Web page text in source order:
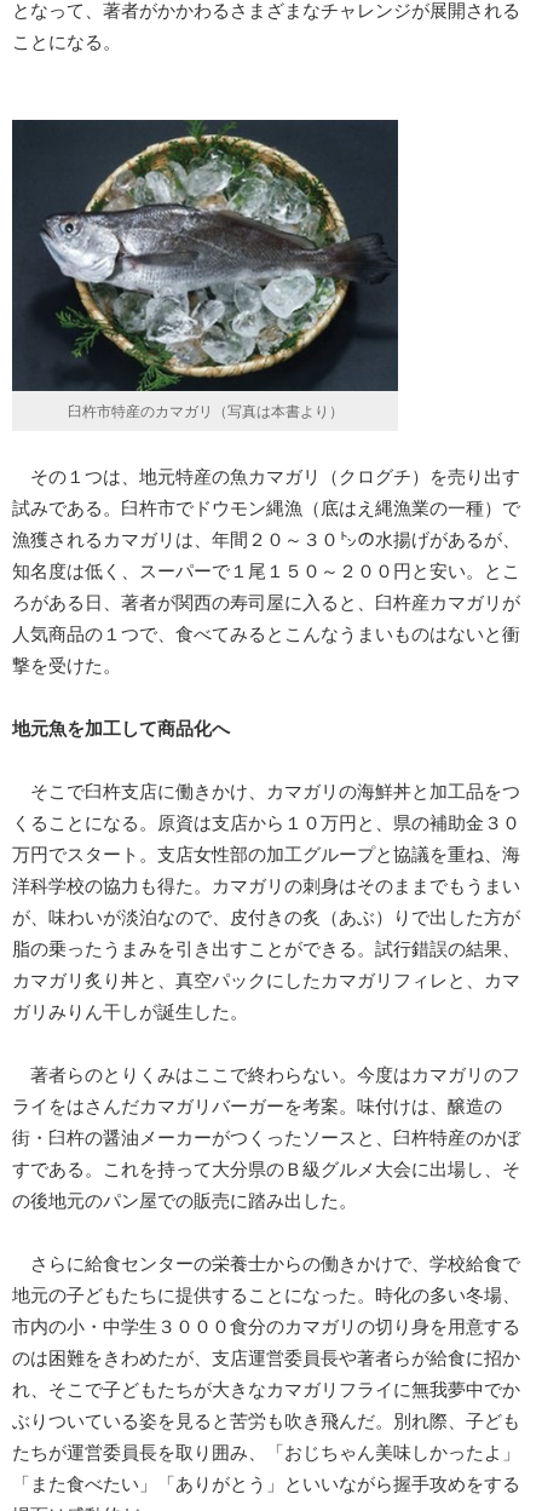
となって、著者がかかわるさまざまなチャレンジが展開される
ことになる。
臼杵市特産のカマガリ（写真は本書より）
その１つは、地元特産の魚カマガリ（クログチ）を売り出す
試みである。臼杵市でドウモン縄漁（底はえ縄漁業の一種）で
漁獲されるカマガリは、年間２０～３０㌧の水揚げがあるが、
知名度は低く、スーパーで１尾１５０～２００円と安い。とこ
ろがある日、著者が関西の寿司屋に入ると、臼杵産カマガリが
人気商品の１つで、食べてみるとこんなうまいものはないと衝
撃を受けた。
地元魚を加工して商品化へ
そこで臼杵支店に働きかけ、カマガリの海鮮丼と加工品をつ
くることになる。原資は支店から１０万円と、県の補助金３０
万円でスタート。支店女性部の加工グループと協議を重ね、海
洋科学校の協力も得た。カマガリの刺身はそのままでもうまい
が、味わいが淡泊なので、皮付きの炙（あぶ）りで出した方が
脂の乗ったうまみを引き出すことができる。試行錯誤の結果、
カマガリ炙り丼と、真空パックにしたカマガリフィレと、カマ
ガリみりん干しが誕生した。
著者らのとりくみはここで終わらない。今度はカマガリのフ
ライをはさんだカマガリバーガーを考案。味付けは、醸造の
街・臼杵の醤油メーカーがつくったソースと、臼杵特産のかぼ
すである。これを持って大分県のＢ級グルメ大会に出場し、そ
の後地元のパン屋での販売に踏み出した。
さらに給食センターの栄養士からの働きかけで、学校給食で
地元の子どもたちに提供することになった。時化の多い冬場、
市内の小・中学生３０００食分のカマガリの切り身を用意する
のは困難をきわめたが、支店運営委員長や著者らが給食に招か
れ、そこで子どもたちが大きなカマガリフライに無我夢中でか
ぶりついている姿を見ると苦労も吹き飛んだ。別れ際、子ども
たちが運営委員長を取り囲み、「おじちゃん美味しかったよ」
「また食べたい」「ありがとう」といいながら握手攻めをする